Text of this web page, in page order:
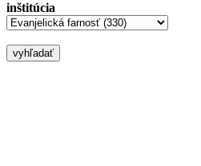
inštitúcia